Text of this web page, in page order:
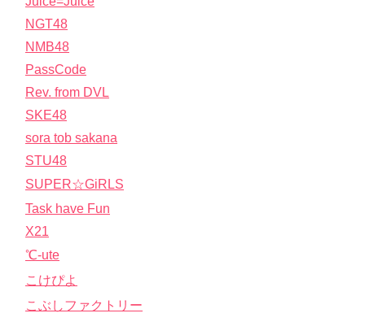
NGT48
NMB48
PassCode
Rev. from DVL
SKE48
sora tob sakana
STU48
SUPER☆GiRLS
Task have Fun
X21
℃-ute
こけぴよ
こぶしファクトリー